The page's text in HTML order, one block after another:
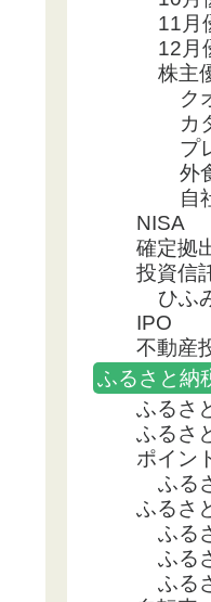
11月
12月
株主
ク
カ
プ
外
自
NISA
確定拠
投資信
ひふ
IPO
不動産
ふるさと納
ふるさ
ふるさ
ポイン
ふる
ふるさ
ふる
ふる
ふる